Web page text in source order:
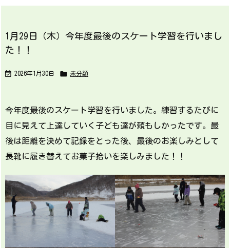
1月29日（木）今年度最後のスケート学習を行いまし
た！！
 2026年1月30日  未分類
今年度最後のスケート学習を行いました。練習するたびに
目に見えて上達していく子ども達が頼もしかったです。最
後は距離を決めて記録をとった後、最後のお楽しみとして
長靴に履き替えてお菓子拾いを楽しみました！！